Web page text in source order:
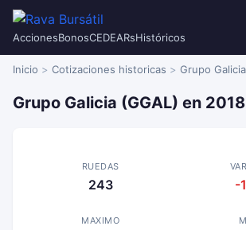
AccionesBonosCEDEARsHistóricos
Inicio Cotizaciones historicas Grupo
Grupo Galicia (GGAL) en 2018
RUEDAS
243 -
MAXIMO